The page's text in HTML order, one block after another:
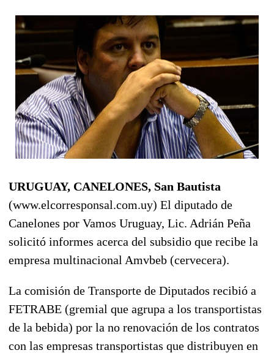
URUGUAY, CANELONES, San Bautista
(www.elcorresponsal.com.uy) El diputado de
Canelones por Vamos Uruguay, Lic. Adrián Peña
solicitó informes acerca del subsidio que recibe la
empresa multinacional Amvbeb (cervecera).
La comisión de Transporte de Diputados recibió a
FETRABE (gremial que agrupa a los transportistas
de la bebida) por la no renovación de los contratos
con las empresas transportistas que distribuyen en